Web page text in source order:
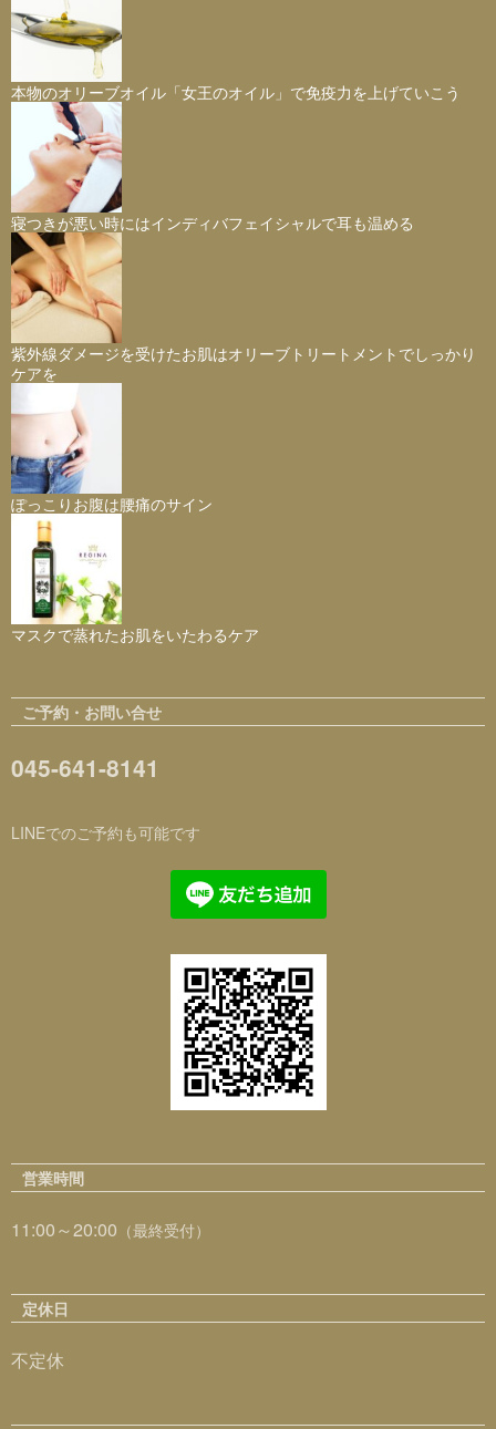
本物のオリーブオイル「女王のオイル」で免疫力を上げていこう
寝つきが悪い時にはインディバフェイシャルで耳も温める
紫外線ダメージを受けたお肌はオリーブトリートメントでしっかり
ケアを
ぽっこりお腹は腰痛のサイン
マスクで蒸れたお肌をいたわるケア
ご予約・お問い合せ
045-641-8141
LINEでのご予約も可能です
営業時間
11:00～20:00 （最終受付）
定休日
不定休